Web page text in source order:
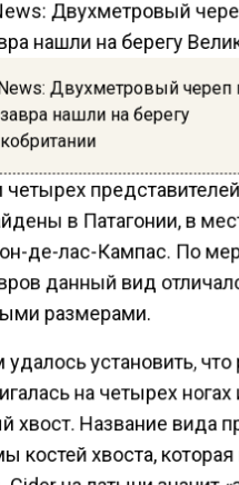
Двухметровый череп
нашли на берегу
четырех
в Патагонии, в
де-лас-Кампас. По
данный вид
размерами.
установить, что
на четырех
хвост. Название вида
костей хвоста,